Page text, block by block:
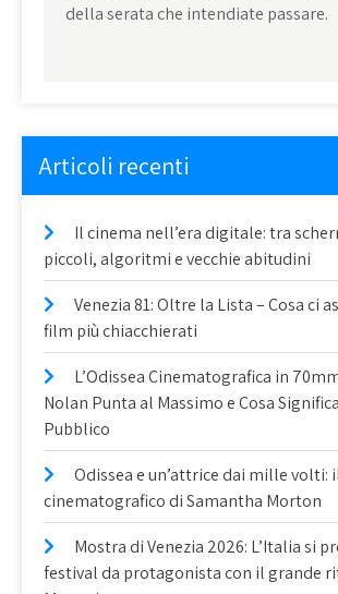
della serata che intendiate passare.
Articoli recenti
Il cinema nell’era digitale: tra
piccoli, algoritmi e vecchie abitudini
Venezia 81: Oltre la Lista – Cosa ci
film più chiacchierati
L’Odissea Cinematografica in
Nolan Punta al Massimo e Cosa
Pubblico
Odissea e un’attrice dai mille volti:
cinematografico di Samantha Morton
Mostra di Venezia 2026: L’Italia si
festival da protagonista con il grande